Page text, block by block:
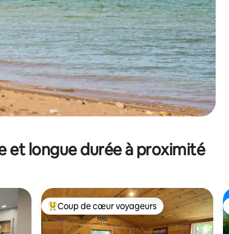
et longue durée à proximité
appréciés Coups de cœur voyageurs les plus appréciés
Coup de cœur voyageurs